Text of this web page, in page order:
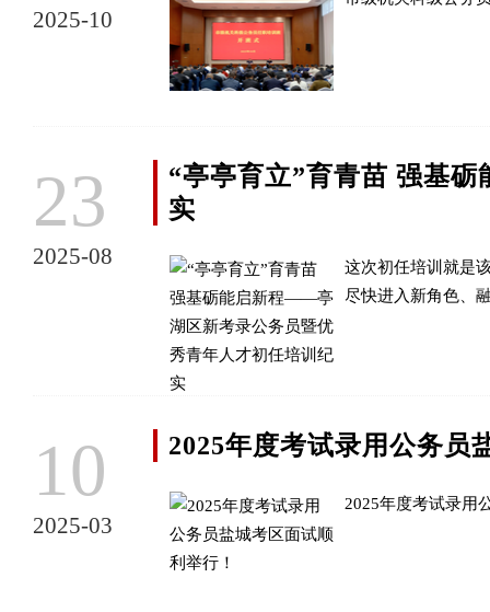
2025-10
23
2025-08
“亭亭育立”育青苗 强基
实
这次初任培训就是
尽快进入新角色、
10
2025-03
2025年度考试录用公务员
2025年度考试录用